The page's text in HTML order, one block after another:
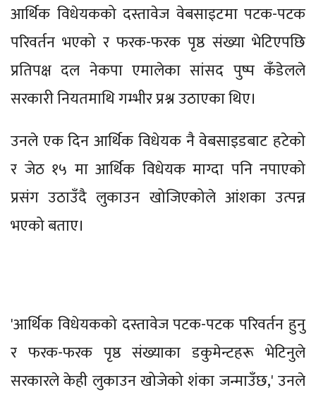
आर्थिक विधेयकको दस्तावेज वेबसाइटमा पटक-पटक
परिवर्तन भएको र फरक-फरक पृष्ठ संख्या भेटिएपछि
प्रतिपक्ष दल नेकपा एमालेका सांसद पुष्प कँडेलले
सरकारी नियतमाथि गम्भीर प्रश्न उठाएका थिए।
उनले एक दिन आर्थिक विधेयक नै वेबसाइडबाट हटेको
र जेठ १५ मा आर्थिक विधेयक माग्दा पनि नपाएको
प्रसंग उठाउॅंदै लुकाउन खोजिएकोले आंशका उत्पन्न
भएको बताए।
'आर्थिक विधेयकको दस्तावेज पटक-पटक परिवर्तन हुनु
र फरक-फरक पृष्ठ संख्याका डकुमेन्टहरू भेटिनुले
सरकारले केही लुकाउन खोजेको शंका जन्माउँछ,' उनले